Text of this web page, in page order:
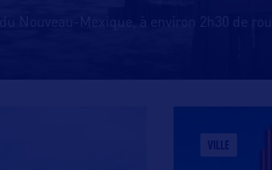
Nouveau-Mexique, à environ 2h30 de
VILLE